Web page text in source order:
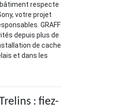
respecte
votre projet
GRAFF
depuis plus de
de cache
et dans les
: fiez-